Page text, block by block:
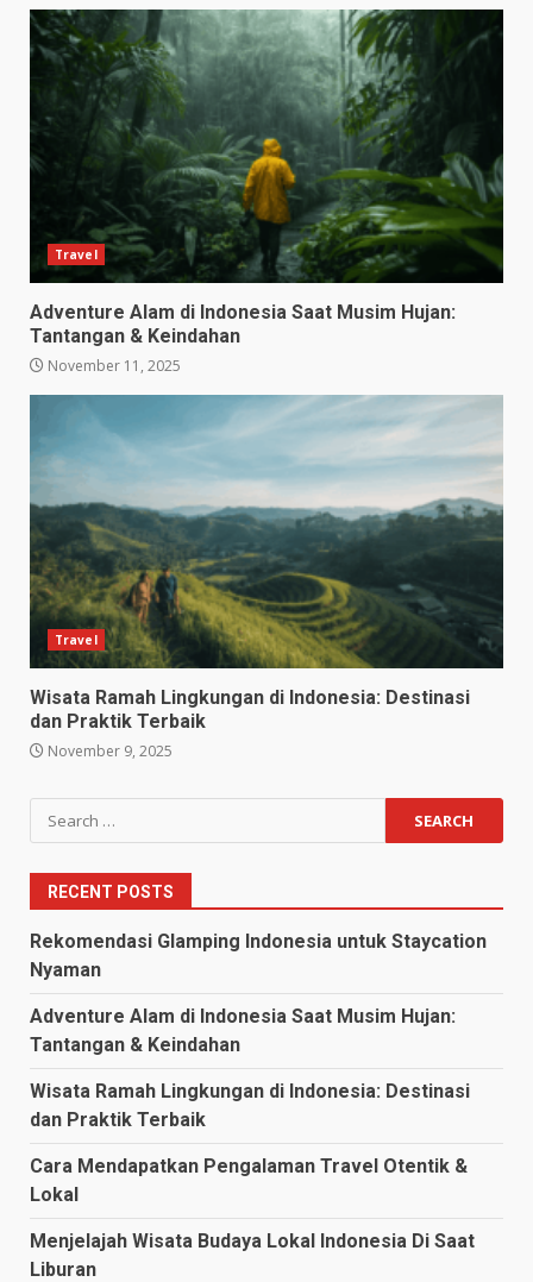
Travel
Adventure Alam di Indonesia Saat Musim Hujan:
Tantangan & Keindahan
November 11, 2025
Travel
Wisata Ramah Lingkungan di Indonesia: Destinasi
dan Praktik Terbaik
November 9, 2025
Search
for:
RECENT POSTS
Rekomendasi Glamping Indonesia untuk Staycation
Nyaman
Adventure Alam di Indonesia Saat Musim Hujan:
Tantangan & Keindahan
Wisata Ramah Lingkungan di Indonesia: Destinasi
dan Praktik Terbaik
Cara Mendapatkan Pengalaman Travel Otentik &
Lokal
Menjelajah Wisata Budaya Lokal Indonesia Di Saat
Liburan